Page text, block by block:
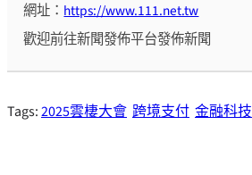
網址： https://www.111.net.tw
歡迎前往新聞發佈平台發佈新聞
Tags:2025雲棲大會 跨境支付 金融科技